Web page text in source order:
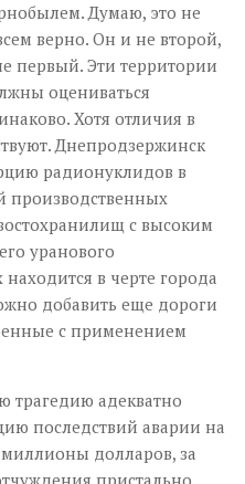
Думаю, это не
верно. Он и не второй,
первый. Эти территории
оцениваться
Хотя отличия в
Днепродзержинск
радионуклидов в
производственных
с высоким
уранового
в черте города
добавить еще дороги
с применением
трагедию адекватно
последствий аварии на
долларов, за
пристально